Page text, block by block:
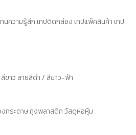
นความรู้สึก เทปติดกล่อง เทปแพ็คสินค้า เทป
ขาว ลายสีดำ / สีขาว-ฟ้า
กระดาษ ถุงพลาสติก วัสดุห่อหุ้ม